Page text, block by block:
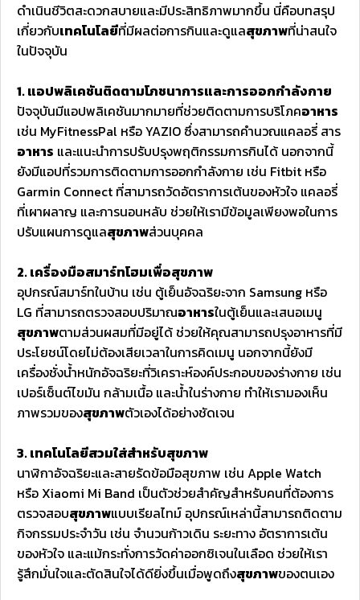
ดำเนินชีวิตสะดวกสบายและมีประสิทธิภาพมากขึ้น นี่คือบทสรุป
เกี่ยวกับเทคโนโลยีที่มีผลต่อการกินและดูแลสุขภาพที่น่าสนใจ
ในปัจจุบัน
1. แอปพลิเคชันติดตามโภชนาการและการออกกำลังกาย
ปัจจุบันมีแอปพลิเคชันมากมายที่ช่วยติดตามการบริโภคอาหาร
เช่น MyFitnessPal หรือ YAZIO ซึ่งสามารถคำนวณแคลอรี่ สาร
อาหาร และแนะนำการปรับปรุงพฤติกรรมการกินได้ นอกจากนี้
ยังมีแอปที่รวมการติดตามการออกกำลังกาย เช่น Fitbit หรือ
Garmin Connect ที่สามารถวัดอัตราการเต้นของหัวใจ แคลอรี่
ที่เผาผลาญ และการนอนหลับ ช่วยให้เรามีข้อมูลเพียงพอในการ
ปรับแผนการดูแลสุขภาพส่วนบุคคล
2. เครื่องมือสมาร์ทโฮมเพื่อสุขภาพ
อุปกรณ์สมาร์ทในบ้าน เช่น ตู้เย็นอัจฉริยะจาก Samsung หรือ
LG ที่สามารถตรวจสอบปริมาณอาหารในตู้เย็นและเสนอเมนู
สุขภาพตามส่วนผสมที่มีอยู่ได้ ช่วยให้คุณสามารถปรุงอาหารที่มี
ประโยชน์โดยไม่ต้องเสียเวลาในการคิดเมนู นอกจากนี้ยังมี
เครื่องชั่งน้ำหนักอัจฉริยะที่วิเคราะห์องค์ประกอบของร่างกาย เช่น
เปอร์เซ็นต์ไขมัน กล้ามเนื้อ และน้ำในร่างกาย ทำให้เรามองเห็น
ภาพรวมของสุขภาพตัวเองได้อย่างชัดเจน
3. เทคโนโลยีสวมใส่สำหรับสุขภาพ
นาฬิกาอัจฉริยะและสายรัดข้อมือสุขภาพ เช่น Apple Watch
หรือ Xiaomi Mi Band เป็นตัวช่วยสำคัญสำหรับคนที่ต้องการ
ตรวจสอบสุขภาพแบบเรียลไทม์ อุปกรณ์เหล่านี้สามารถติดตาม
กิจกรรมประจำวัน เช่น จำนวนก้าวเดิน ระยะทาง อัตราการเต้น
ของหัวใจ และแม้กระทั่งการวัดค่าออกซิเจนในเลือด ช่วยให้เรา
รู้สึกมั่นใจและตัดสินใจได้ดียิ่งขึ้นเมื่อพูดถึงสุขภาพของตนเอง